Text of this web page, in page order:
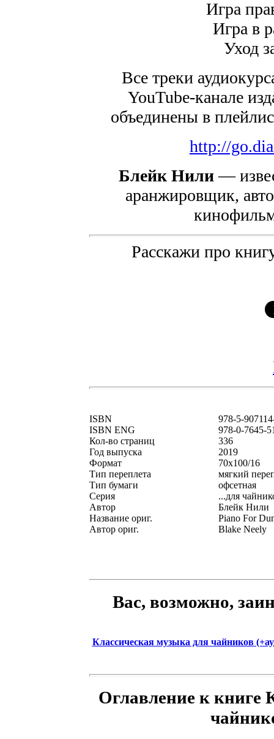
Игра
Игра в
Уход
Все треки
YouTube-канале
объединены в
http://
Блейк Нили—
аранжировщик,
Расскажи про
ISBN
978-5-
ISBN ENG
978-0-7645-
Кол-во страниц
336
Год выпуска
2019
Формат
70x100/16
Тип переплета
мягкий
Тип бумаги
офсетная
Серия
...для
Автор
Блейк Нили
Название ориг.
Piano For
Автор ориг.
Blake Neely
Вас, возможно,
Классическая музыка для чайников
Оглавление к